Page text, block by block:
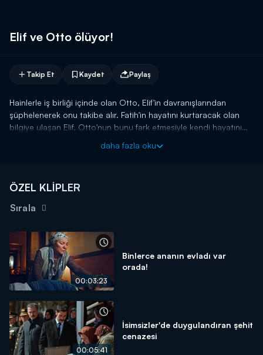
Elif ve Otto ölüyor!
Takip Et Kaydet Paylaş
Hainlerle iş birliği içinde olan Otto, Elif'in davranışlarından
şüphelenerek onu takibe alır. Fatih'in hayatını kurtaracak olan
bilgiye ulaşan Elif, Otto'nun bunu fark etmesiyle kendi hayatını
Fuat ise yaşadığı arbede sırasında Otto'yu vuruyor.
daha fazla oku
ÖZEL KLİPLER
Sırala
00:03:23
Binlerce ananın evladı var
orada!
00:05:41
İsimsizler'de duygulandıran şehit
cenazesi